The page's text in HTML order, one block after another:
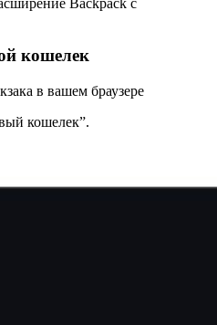
Backpack с
кошелек
в вашем браузере
кошелек”.